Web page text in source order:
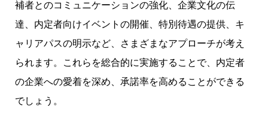
補者とのコミュニケーションの強化、企業文化の伝
達、内定者向けイベントの開催、特別待遇の提供、キ
ャリアパスの明示など、さまざまなアプローチが考え
られます。これらを総合的に実施することで、内定者
の企業への愛着を深め、承諾率を高めることができる
でしょう。